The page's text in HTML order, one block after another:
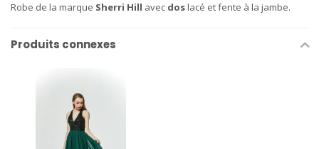
Robe de la marque Sherri Hill avec doslacé et fente à la jambe.
Produits connexes